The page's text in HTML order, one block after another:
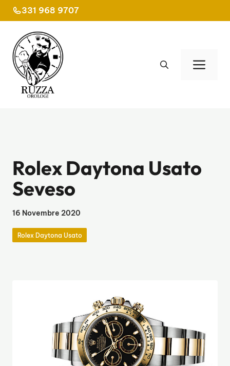
al
contenuto
331 968 9707
Rolex Daytona Usato
Seveso
16 Novembre 2020
Rolex Daytona Usato